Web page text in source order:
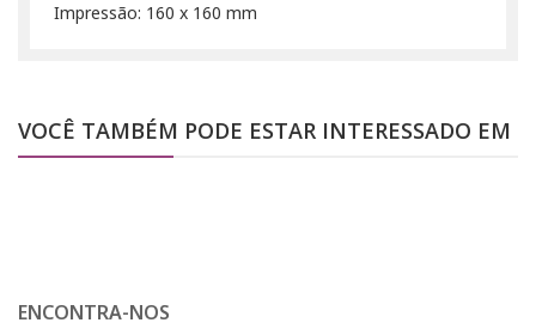
Impressão: 160 x 160 mm
VOCÊ TAMBÉM PODE ESTAR INTERESSADO EM
ENCONTRA-NOS